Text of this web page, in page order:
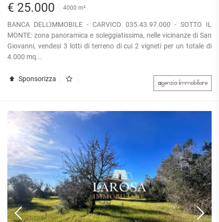
€ 25.000 4000 m²
BANCA DELL'IMMOBILE - CARVICO 035.43.97.000 - SOTTO IL
MONTE: zona panoramica e soleggiatissima, nelle vicinanze di San
Giovanni, vendesi 3 lotti di terreno di cui 2 vigneti per un totale di
4.000 mq...
Sponsorizza